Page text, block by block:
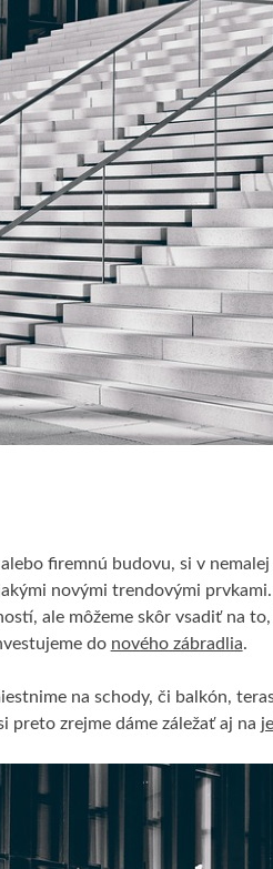
firemnú budovu, si v
novými trendovými
ale môžeme skôr vsadiť na
do nového zábradlia.
na schody, či balkón,
preto zrejme dáme záležať aj na